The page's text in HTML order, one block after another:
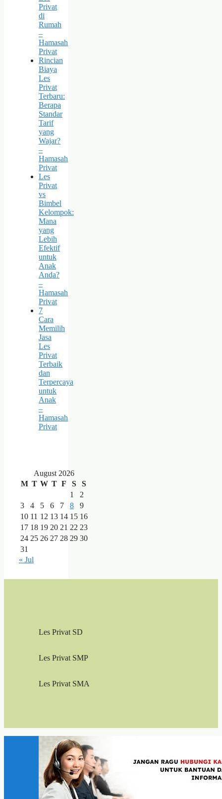
Privat
di
Rumah
–
Hamasah
Privat
Rincian
Biaya
Les
Privat
Terbaru:
Berapa
Standar
Tarif
yang
Wajar?
–
Hamasah
Privat
Les
Privat
vs
Bimbel
Kelompok:
Mana
yang
Lebih
Efektif
untuk
Anak
Anda?
–
Hamasah
Privat
7
Cara
Memilih
Jasa
Les
Privat
Terbaik
dan
Terpercaya
untuk
Anak
–
Hamasah
Privat
August 2026
M T W T F S
S
1
2
3
4 5 6 7 8
9
10 11 12 13 14 15 16
17 18 19 20 21 22 23
24 25 26 27 28 29 30
31
« Jul
Les Privat SD
Les Privat SMP
Les Privat SMA